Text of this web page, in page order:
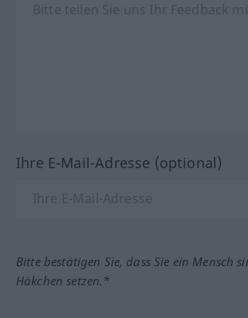
Ihre E-Mail-Adresse (optional)
Bitte bestätigen Sie, dass Sie ein Mensch
Häkchen setzen.*